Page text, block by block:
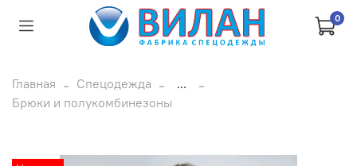
0
Главная Спецодежда
...
Брюки и полукомбинезоны